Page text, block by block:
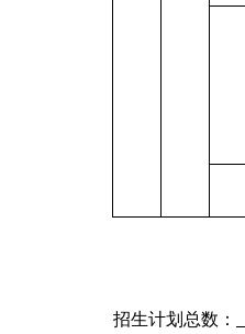
招生计划总数：